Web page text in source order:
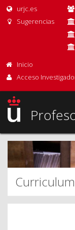
urjc.es
Sugerencias
Inicio
Acceso